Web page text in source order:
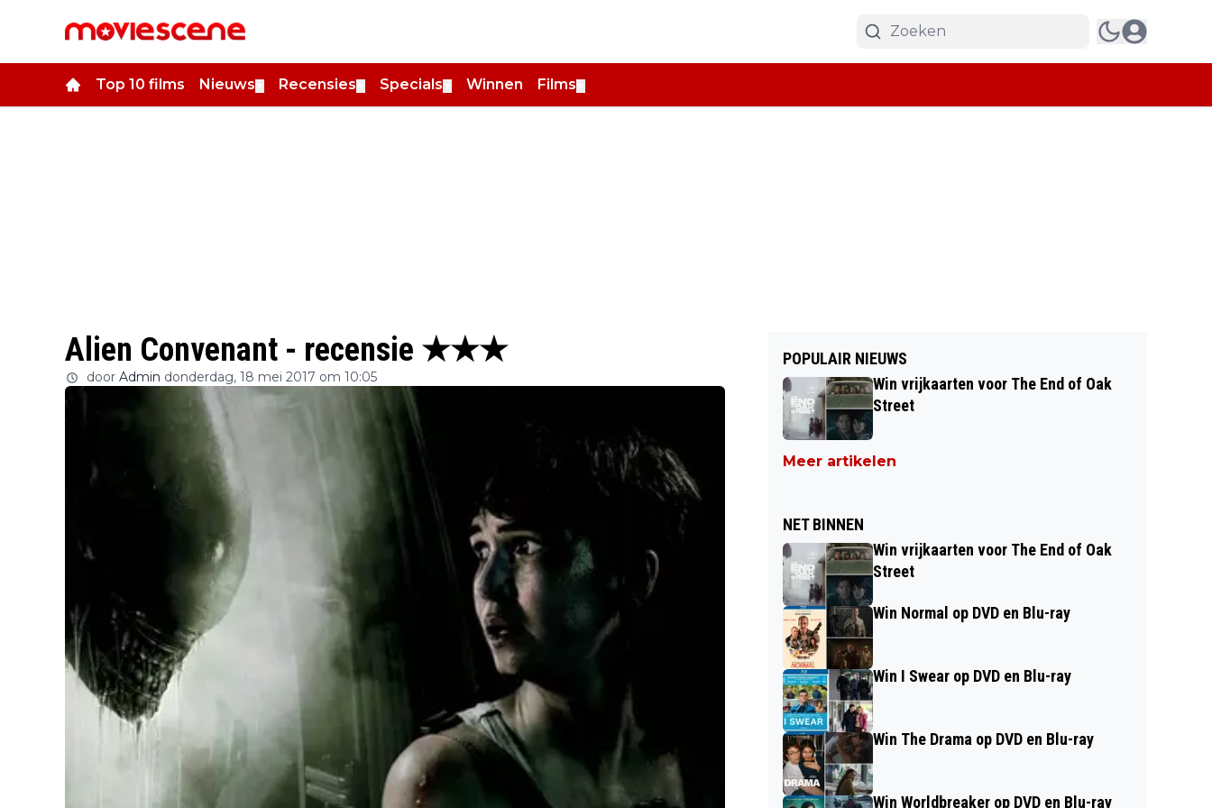
Top 10 films Nieuws Recensies Specials Winnen Films
Alien Convenant - recensie ★★★
door Admin donderdag, 18 mei 2017 om 10:05
POPULAIR NIEUWS
Win vrijkaarten voor The End of Oak
Street
Meer artikelen
NET BINNEN
Win vrijkaarten voor The End of Oak
Street
Win Normal op DVD en Blu-ray
Win I Swear op DVD en Blu-ray
Win The Drama op DVD en Blu-ray
Win Worldbreaker op DVD en Blu-ray